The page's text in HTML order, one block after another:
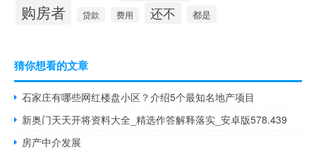
购房者 贷款 费用 还不 都是
猜你想看的文章
石家庄有哪些网红楼盘小区？介绍5个最知名地产项目
新奥门天天开将资料大全_精选作答解释落实_安卓版578.439
房产中介发展